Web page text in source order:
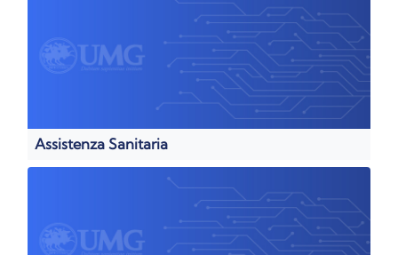
Assistenza Sanitaria